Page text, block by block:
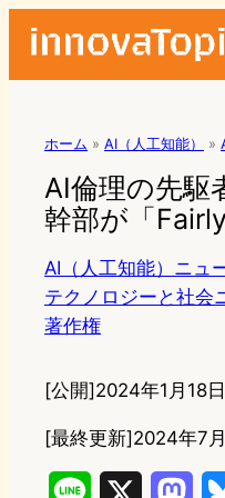
ホーム » AI（人工知能） »
AI倫理の先駆
幹部が「
AI（人工知能）ニュ
テクノロジーと社会
著作権
[公開]2024年1月18
[最終更新]2024年7